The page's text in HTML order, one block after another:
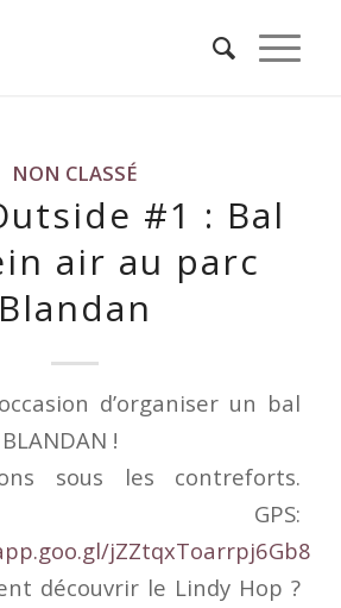
NON CLASSÉ
#1 : Bal
air au parc
Blandan
d’organiser un bal
!
sous les contreforts.
GPS:
jZZtqxToarrpj6Gb8
découvrir le Lindy Hop ?